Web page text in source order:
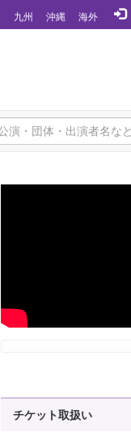
九州 沖縄 海外
チケット取扱い